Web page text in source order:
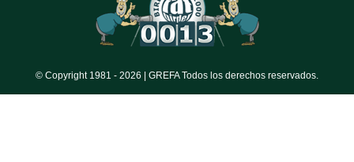
© Copyright 1981 - 2026 | GREFA Todos los derechos reservados.